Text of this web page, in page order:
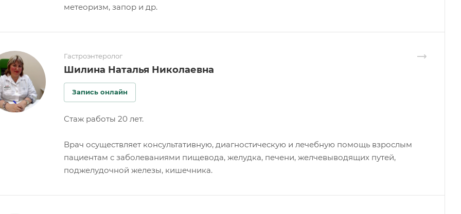
метеоризм, запор и др.
Гастроэнтеролог
Шилина Наталья Николаевна
Запись онлайн
Стаж работы 20 лет.
Врач осуществляет консультативную, диагностическую и лечебную помощь взрослым
пациентам с заболеваниями пищевода, желудка, печени, желчевыводящих путей,
поджелудочной железы, кишечника.